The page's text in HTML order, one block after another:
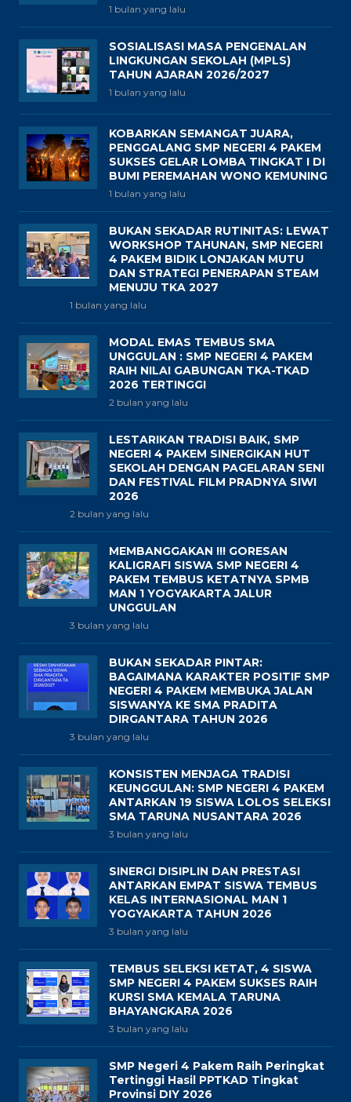
1 bulan yang lalu
SOSIALISASI MASA PENGENALAN
LINGKUNGAN SEKOLAH (MPLS)
TAHUN AJARAN 2026/2027
1 bulan yang lalu
KOBARKAN SEMANGAT JUARA,
PENGGALANG SMP NEGERI 4 PAKEM
SUKSES GELAR LOMBA TINGKAT I DI
BUMI PEREMAHAN WONO KEMUNING
1 bulan yang lalu
BUKAN SEKADAR RUTINITAS: LEWAT
WORKSHOP TAHUNAN, SMP NEGERI
4 PAKEM BIDIK LONJAKAN MUTU
DAN STRATEGI PENERAPAN STEAM
MENUJU TKA 2027
1 bulan yang lalu
MODAL EMAS TEMBUS SMA
UNGGULAN : SMP NEGERI 4 PAKEM
RAIH NILAI GABUNGAN TKA-TKAD
2026 TERTINGGI
2 bulan yang lalu
LESTARIKAN TRADISI BAIK, SMP
NEGERI 4 PAKEM SINERGIKAN HUT
SEKOLAH DENGAN PAGELARAN SENI
DAN FESTIVAL FILM PRADNYA SIWI
2026
2 bulan yang lalu
MEMBANGGAKAN !!! GORESAN
KALIGRAFI SISWA SMP NEGERI 4
PAKEM TEMBUS KETATNYA SPMB
MAN 1 YOGYAKARTA JALUR
UNGGULAN
3 bulan yang lalu
BUKAN SEKADAR PINTAR:
BAGAIMANA KARAKTER POSITIF SMP
NEGERI 4 PAKEM MEMBUKA JALAN
SISWANYA KE SMA PRADITA
DIRGANTARA TAHUN 2026
3 bulan yang lalu
KONSISTEN MENJAGA TRADISI
KEUNGGULAN: SMP NEGERI 4 PAKEM
ANTARKAN 19 SISWA LOLOS SELEKSI
SMA TARUNA NUSANTARA 2026
3 bulan yang lalu
SINERGI DISIPLIN DAN PRESTASI
ANTARKAN EMPAT SISWA TEMBUS
KELAS INTERNASIONAL MAN 1
YOGYAKARTA TAHUN 2026
3 bulan yang lalu
TEMBUS SELEKSI KETAT, 4 SISWA
SMP NEGERI 4 PAKEM SUKSES RAIH
KURSI SMA KEMALA TARUNA
BHAYANGKARA 2026
3 bulan yang lalu
SMP Negeri 4 Pakem Raih Peringkat
Tertinggi Hasil PPTKAD Tingkat
Provinsi DIY 2026